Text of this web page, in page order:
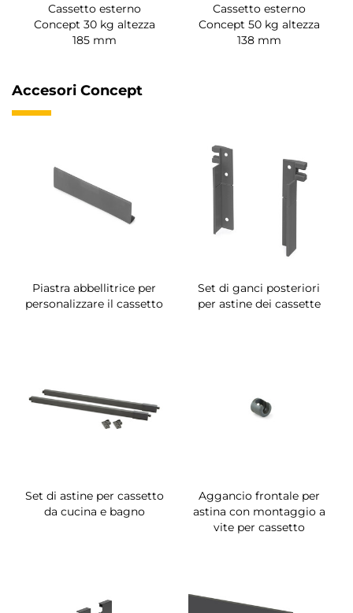
Cassetto esterno
Concept 30 kg altezza
185 mm
Cassetto esterno
Concept 50 kg altezza
138 mm
Accesori Concept
Piastra abbellitrice per
personalizzare il cassetto
Set di ganci posteriori
per astine dei cassette
Set di astine per cassetto
da cucina e bagno
Aggancio frontale per
astina con montaggio a
vite per cassetto